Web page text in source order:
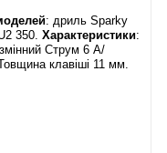
: дриль Sparky
350.Характеристики:
Струм 6 А/
клавіші 11 мм.